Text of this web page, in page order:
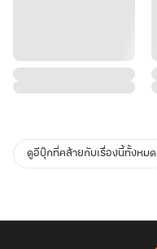
ดูอีบุ๊กที่คล้ายกับเรื่องนี้ทั้งหมด